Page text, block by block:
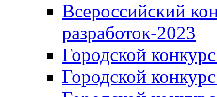
Всероссийский
разработок-2023
Городской
Городской